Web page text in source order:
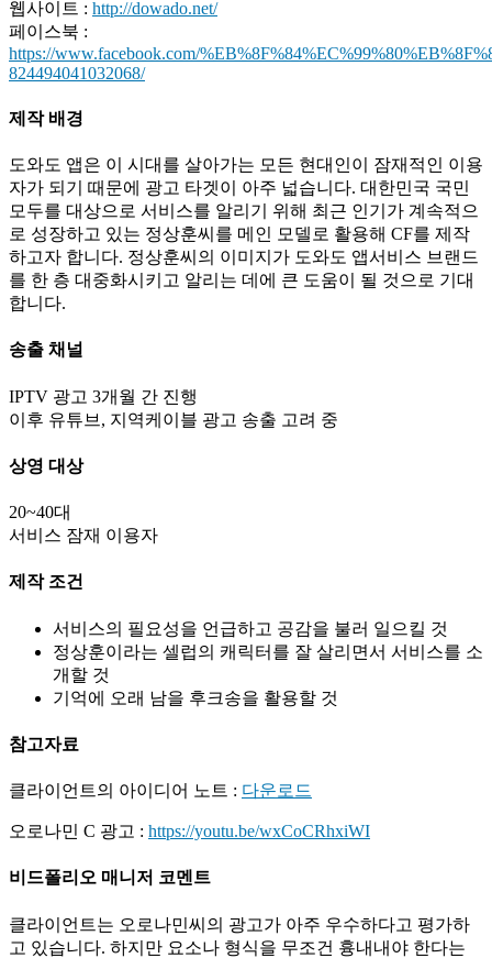
웹사이트 : http://dowado.net/
페이스북 :
https://www.facebook.com/
824494041032068/
제작 배경
도와도 앱은 이 시대를 살아가는 모든 현대인이 잠재적인 이용
자가 되기 때문에 광고 타겟이 아주 넓습니다. 대한민국 국민
모두를 대상으로 서비스를 알리기 위해 최근 인기가 계속적으
로 성장하고 있는 정상훈씨를 메인 모델로 활용해 CF를 제작
하고자 합니다. 정상훈씨의 이미지가 도와도 앱서비스 브랜드
를 한 층 대중화시키고 알리는 데에 큰 도움이 될 것으로 기대
합니다.
송출 채널
IPTV 광고 3개월 간 진행
이후 유튜브, 지역케이블 광고 송출 고려 중
상영 대상
20~40대
서비스 잠재 이용자
제작 조건
서비스의 필요성을 언급하고 공감을 불러 일으킬 것
정상훈이라는 셀럽의 캐릭터를 잘 살리면서 서비스를 소
개할 것
기억에 오래 남을 후크송을 활용할 것
참고자료
클라이언트의 아이디어 노트 : 다운로드
오로나민 C 광고 : https://youtu.be/wxCoCRhxiWI
비드폴리오 매니저 코멘트
클라이언트는 오로나민씨의 광고가 아주 우수하다고 평가하
고 있습니다. 하지만 요소나 형식을 무조건 흉내내야 한다는